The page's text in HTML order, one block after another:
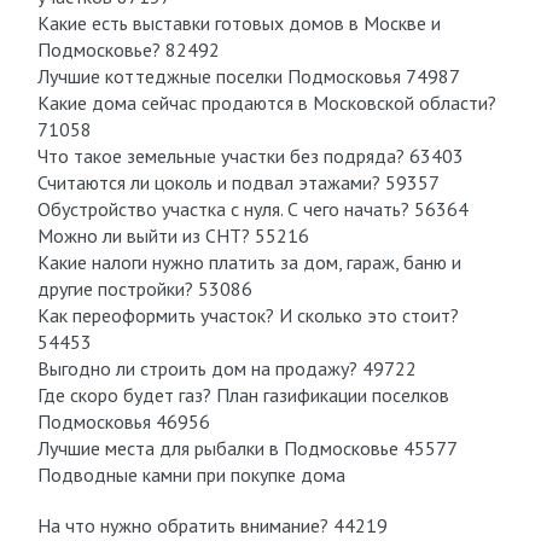
Какие есть выставки готовых домов в Москве и
Подмосковье? 82492
Лучшие коттеджные поселки Подмосковья 74987
Какие дома сейчас продаются в Московской области?
71058
Что такое земельные участки без подряда? 63403
Считаются ли цоколь и подвал этажами? 59357
Обустройство участка с нуля. С чего начать? 56364
Можно ли выйти из СНТ? 55216
Какие налоги нужно платить за дом, гараж, баню и
другие постройки? 53086
Как переоформить участок? И сколько это стоит?
54453
Выгодно ли строить дом на продажу? 49722
Где скоро будет газ? План газификации поселков
Подмосковья 46956
Лучшие места для рыбалки в Подмосковье 45577
Подводные камни при покупке дома
На что нужно обратить внимание? 44219